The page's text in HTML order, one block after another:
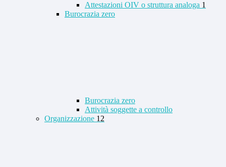
Attestazioni OIV o struttura analoga 1
Burocrazia zero
Burocrazia zero
Attività soggette a controllo
Organizzazione 12